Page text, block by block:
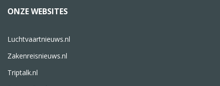
ONZE WEBSITES
Luchtvaartnieuws.nl
Zakenreisnieuws.nl
Triptalk.nl